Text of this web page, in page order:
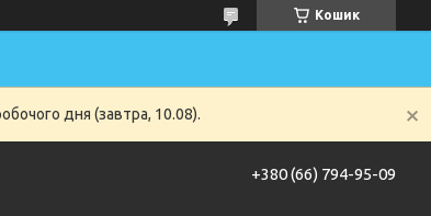
Кошик
дня (завтра, 10.08).
+380 (66) 794-95-09